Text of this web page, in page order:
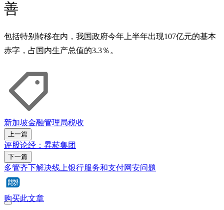
善
包括特别转移在内，我国政府今年上半年出现107亿元的基本
赤字，占国内生产总值的3.3％。
新加坡金融管理局税收
上一篇
评股论经：昇菘集团
下一篇
多管齐下解决线上银行服务和支付网安问题
购买此文章